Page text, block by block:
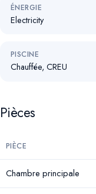
ÉNERGIE
Electricity
PISCINE
Chauffée, CREU
Pièces
PIÈCE
Chambre principale